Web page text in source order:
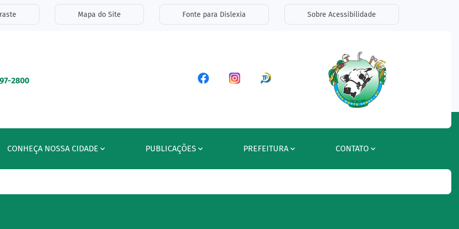
de acessibilidade
Mapa do Site Fonte para Dislexia Sobre Acessibilidade
2800 Acessar a Rede Social Facebook
Acessar a Rede Social Instagram
Acessar a Rede Social Radar
CONHEÇA NOSSA CIDADE PUBLICAÇÕES PREFEITURA CONTATO